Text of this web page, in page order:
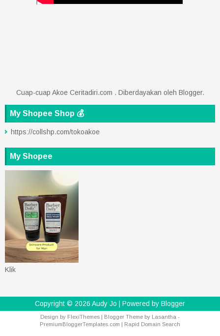
Cuap-cuap Akoe Ceritadiri.com . Diberdayakan oleh Blogger.
My Shopee Shop 💰
https://collshp.com/tokoakoe
My Shopee
Klik
Copyright © 2026 Audy Jo | Powered by Blogger
Design by FlexiThemes | Blogger Theme by Lasantha -
PremiumBloggerTemplates.com
Rapid Domain Search